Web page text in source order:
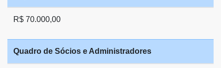
R$ 70.000,00
Quadro de Sócios e Administradores